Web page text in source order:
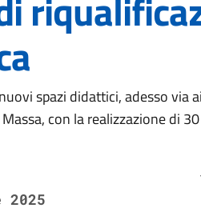
della notizia
spazi didattici, adesso via
con la realizzazione di
2025